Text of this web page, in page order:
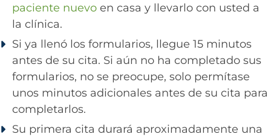
paciente nuevo en casa y llevarlo con usted a
la clínica.
Si ya llenó los formularios, llegue 15 minutos
antes de su cita. Si aún no ha completado sus
formularios, no se preocupe, solo permítase
unos minutos adicionales antes de su cita para
completarlos.
Su primera cita durará aproximadamente una